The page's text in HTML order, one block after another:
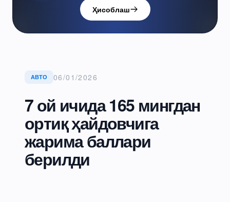
Ҳисоблаш
АВТО 06/01/2026
7 ой ичида 165 мингдан
ортиқ ҳайдовчига
жарима баллари
берилди